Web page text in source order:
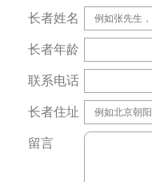
长者姓名
长者年龄
联系电话
长者住址
留言